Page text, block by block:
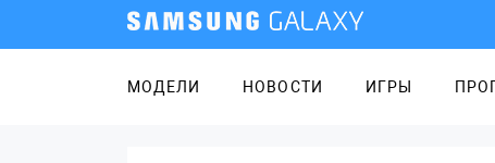
МОДЕЛИ НОВОСТИ ИГРЫ